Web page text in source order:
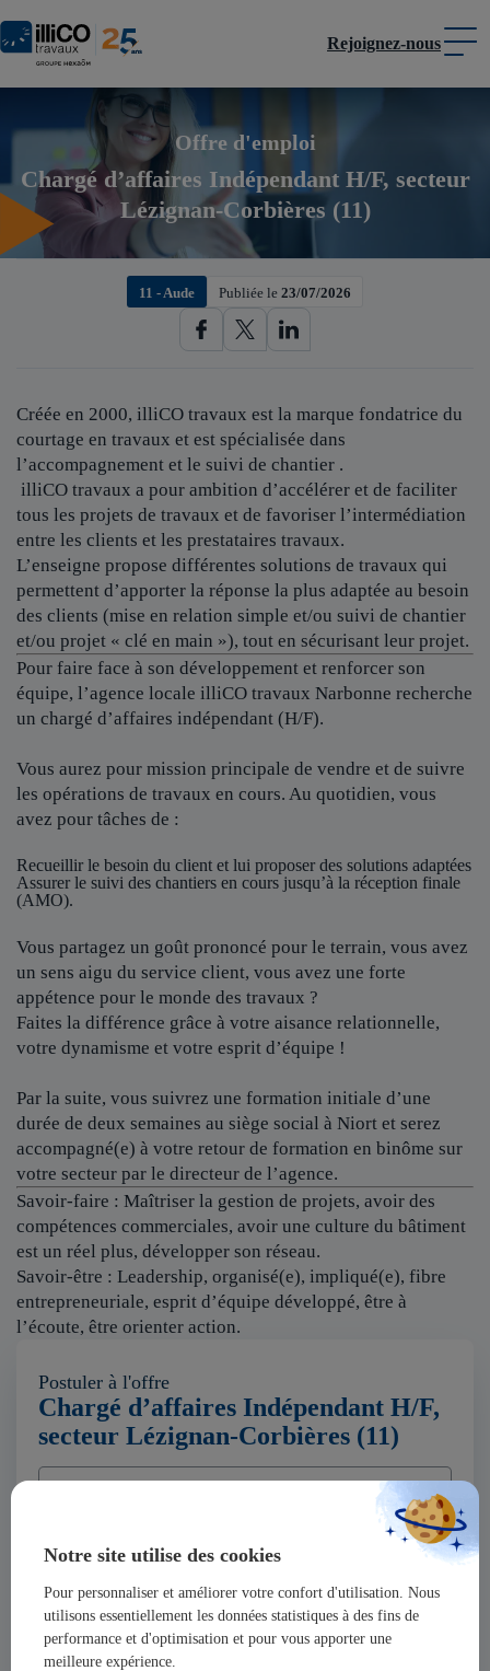
Panneau de gestion des cookies
Notre site utilise des cookies
Pour personnaliser et améliorer votre confort d'utilisation. Nous
utilisons essentiellement les données statistiques à des fins de
performance et d'optimisation et pour vous apporter une
meilleure expérience.
Rejoignez-nous
Offre d'emploi
Chargé d’affaires Indépendant H/F, secteur
Lézignan-Corbières (11)
11 - Aude Publiée le 23/07/2026
Créée en 2000, illiCO travaux est la marque fondatrice du
courtage en travaux et est spécialisée dans
l’accompagnement et le suivi de chantier .
illiCO travaux a pour ambition d’accélérer et de faciliter
tous les projets de travaux et de favoriser l’intermédiation
entre les clients et les prestataires travaux.
L’enseigne propose différentes solutions de travaux qui
permettent d’apporter la réponse la plus adaptée au besoin
des clients (mise en relation simple et/ou suivi de chantier
et/ou projet « clé en main »), tout en sécurisant leur projet.
Pour faire face à son développement et renforcer son
équipe, l’agence locale illiCO travaux Narbonne recherche
un chargé d’affaires indépendant (H/F).
Vous aurez pour mission principale de vendre et de suivre
les opérations de travaux en cours. Au quotidien, vous
avez pour tâches de :
Recueillir le besoin du client et lui proposer des solutions adaptées
Assurer le suivi des chantiers en cours jusqu’à la réception finale
(AMO).
Vous partagez un goût prononcé pour le terrain, vous avez
un sens aigu du service client, vous avez une forte
appétence pour le monde des travaux ?
Faites la différence grâce à votre aisance relationnelle,
votre dynamisme et votre esprit d’équipe !
Par la suite, vous suivrez une formation initiale d’une
durée de deux semaines au siège social à Niort et serez
accompagné(e) à votre retour de formation en binôme sur
votre secteur par le directeur de l’agence.
Savoir-faire : Maîtriser la gestion de projets, avoir des
compétences commerciales, avoir une culture du bâtiment
est un réel plus, développer son réseau.
Savoir-être : Leadership, organisé(e), impliqué(e), fibre
entrepreneuriale, esprit d’équipe développé, être à
l’écoute, être orienter action.
Postuler à l'offre
Chargé d’affaires Indépendant H/F,
secteur Lézignan-Corbières (11)
Prénom
Adresse